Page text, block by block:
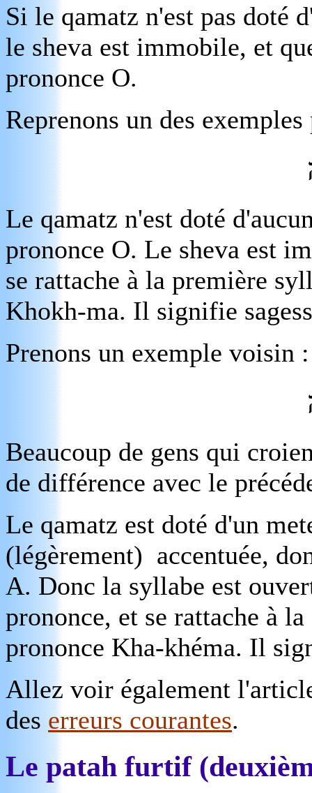
Si le qamatz n'est pas doté
le sheva est immobile, et
prononce O.
Reprenons un des
Le qamatz n'est doté
prononce O. Le sheva est
se rattache à la première
Khokh-ma. Il signifie
Prenons un exemple voisin :
Beaucoup de gens qui
de différence avec le
Le qamatz est doté d'un
(légèrement) accentuée,
A. Donc la syllabe est
prononce, et se rattache à
prononce Kha-khéma. Il
Allez voir également
des erreurs courantes.
Le patah furtif